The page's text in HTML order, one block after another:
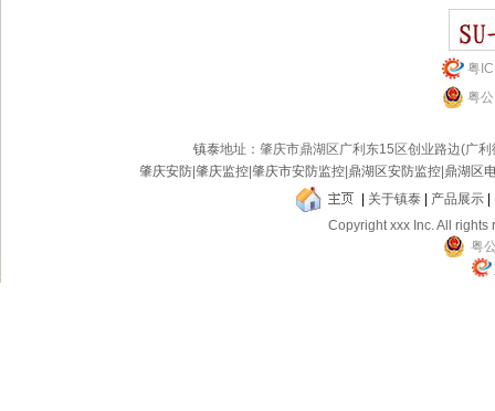
粤
粤
镇泰地址：肇庆市鼎湖区广利东15区创业路边(广
肇庆安防 |肇庆监控 |肇庆市安防监控 鼎湖区安防监控 鼎湖区
关于镇泰 产品展示
Copyright xxx Inc. All rights
粤